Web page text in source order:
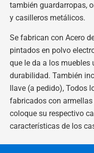
también guardarropas,
y casilleros metálicos.
Se fabrican con Acero
pintados en polvo
que le da a los muebles
durabilidad. También
llave (a pedido), Todos
fabricados con
coloque su respectivo
características de los